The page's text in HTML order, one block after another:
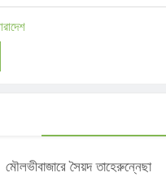
মৌলভীবাজারে সৈয়দ তাহেরুন্নেছা